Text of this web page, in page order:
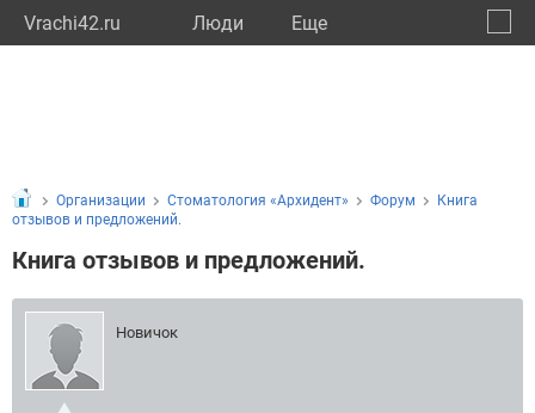
Vrachi42.ru Люди Eще
Организации Стоматология «Архидент» Форум
Книга
отзывов и предложений.
Книга отзывов и предложений.
Новичок